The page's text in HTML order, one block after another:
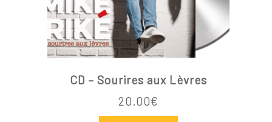
CD – Sourires aux Lèvres
20.00€